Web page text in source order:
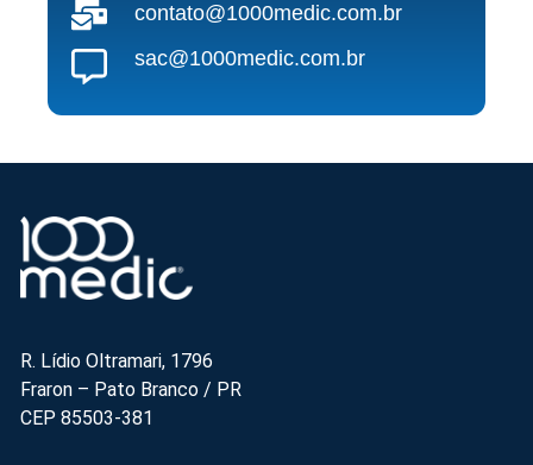
contato@1000medic.com.br
sac@1000medic.com.br
R. Lídio Oltramari, 1796
Fraron – Pato Branco / PR
CEP 85503-381